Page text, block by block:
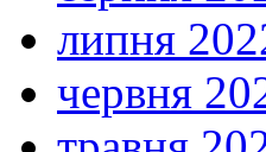
липня
червня